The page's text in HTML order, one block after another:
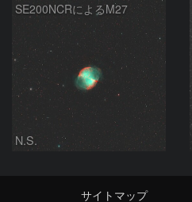
SE200NCRによるM27
N.S.
サイトマップ